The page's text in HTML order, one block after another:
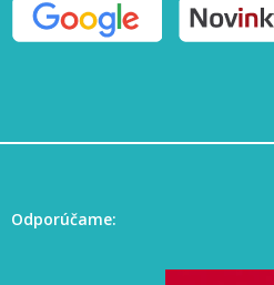
Odporúčame: